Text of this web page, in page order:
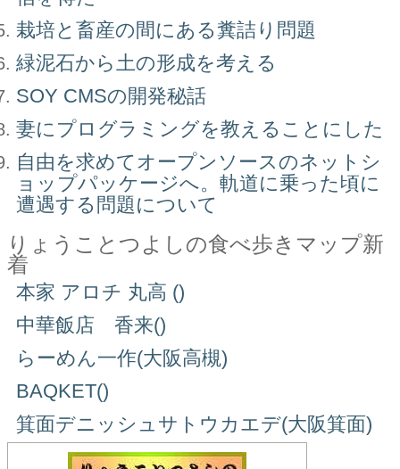
栽培と畜産の間にある糞詰り問題
緑泥石から土の形成を考える
SOY CMSの開発秘話
妻にプログラミングを教えることにした
自由を求めてオープンソースのネットシ
ョップパッケージへ。軌道に乗った頃に
遭遇する問題について
りょうことつよしの食べ歩きマップ新
着
本家 アロチ 丸高 ()
中華飯店 香来()
らーめん一作(大阪高槻)
BAQKET()
箕面デニッシュサトウカエデ(大阪箕面)